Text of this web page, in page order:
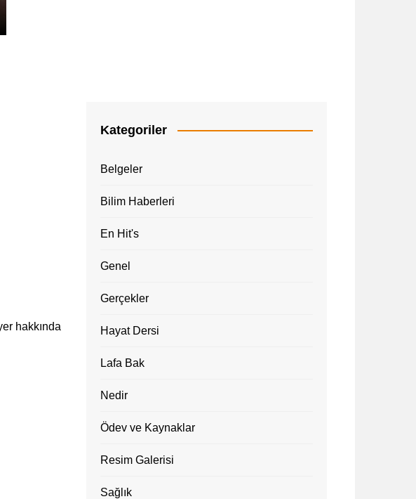
Tatil Gezi Rehberi
hakkında
Kategoriler
Belgeler
Bilim Haberleri
En Hit's
Genel
Gerçekler
Hayat Dersi
Lafa Bak
Nedir
Ödev ve Kaynaklar
Resim Galerisi
Sağlık